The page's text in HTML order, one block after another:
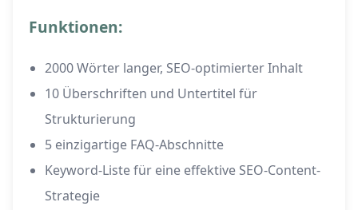
Funktionen:
2000 Wörter langer, SEO-optimierter Inhalt
10 Überschriften und Untertitel für
Strukturierung
5 einzigartige FAQ-Abschnitte
Keyword-Liste für eine effektive SEO-Content-
Strategie